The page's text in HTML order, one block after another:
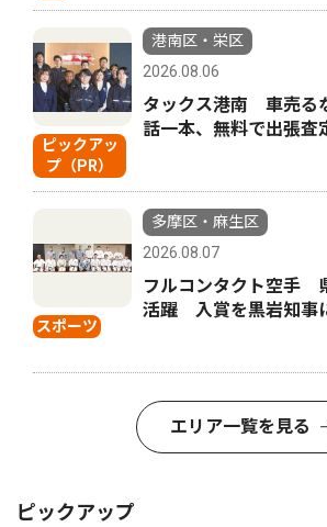
ピックアッ
プ（PR）
港南区・栄区
2026.08.06
タックス港南 車売る
話一本、無料で出張査
スポーツ
多摩区・麻生区
2026.08.07
フルコンタクト空手
活躍 入賞を黒岩知事
エリア一覧を見る
ピックアップ